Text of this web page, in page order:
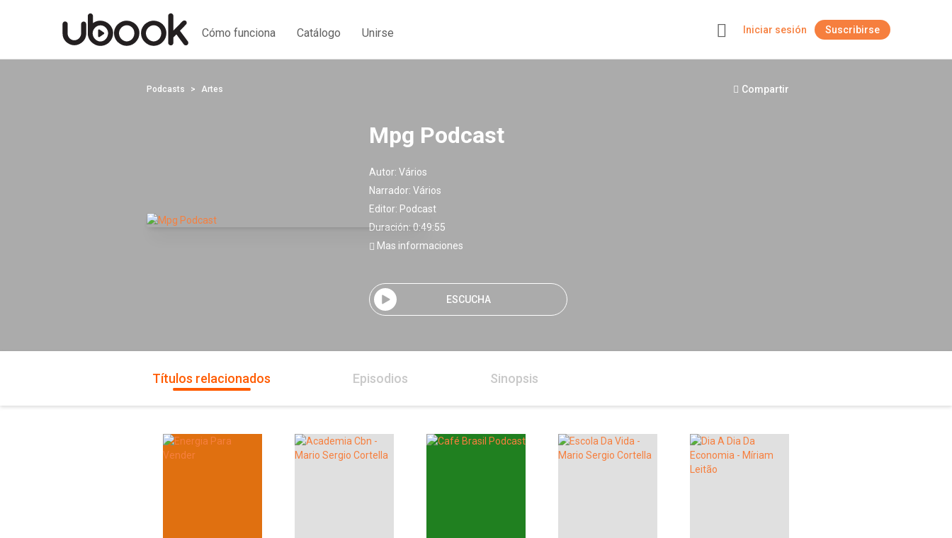
Cómo funciona Catálogo Unirse Iniciar sesión Suscribirse
Podcasts Artes Compartir
Mpg Podcast
Autor: Vários
Narrador: Vários
Editor: Podcast
Duración: 0:49:55
Mas informaciones
ESCUCHA
Títulos relacionados Episodios Sinopsis